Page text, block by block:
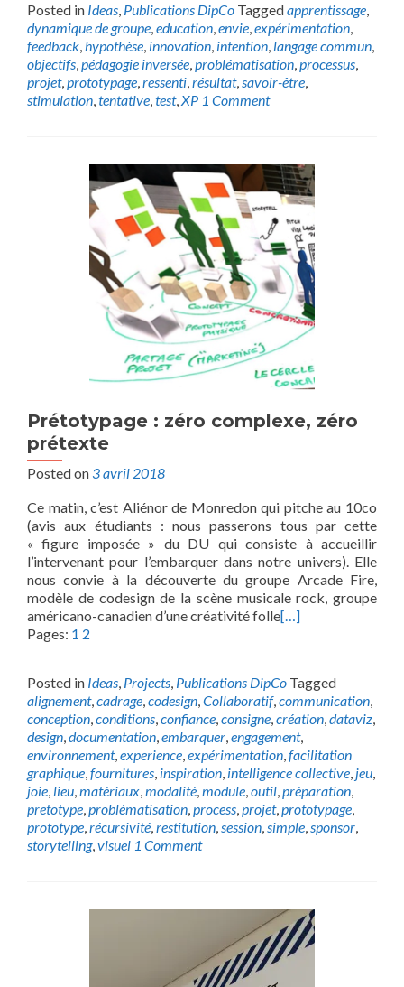
Posted in Ideas, Publications DipCo Taggedapprentissage,
dynamique de groupe,education,envie,expérimentation,
feedback,hypothèse, innovation, intention, langage commun,
objectifs,pédagogie inversée,problématisation,processus,
projet,prototypage,ressenti,résultat,savoir-être,
stimulation,tentative,test,XP 1 Comment
Prétotypage : zéro complexe, zéro
prétexte
Posted on 3 avril 2018
Ce matin, c’est Aliénor de Monredon qui pitche au 10co
(avis aux étudiants : nous passerons tous par cette
« figure imposée » du DU qui consiste à accueillir
l’intervenant pour l’embarquer dans notre univers). Elle
nous convie à la découverte du groupe Arcade Fire,
modèle de codesign de la scène musicale rock, groupe
américano-canadien d’une créativité folle[…]
Pages: 1 2
Posted in Ideas, Projects, Publications DipCo Tagged
alignement,cadrage,codesign,Collaboratif,communication,
conception,conditions,confiance,consigne,création,dataviz,
design,documentation,embarquer,engagement,
environnement,experience,expérimentation,facilitation
graphique,fournitures, inspiration, intelligence collective, jeu,
joie, lieu,matériaux,modalité,module,outil,préparation,
pretotype,problématisation,process,projet,prototypage,
prototype,récursivité,restitution,session,simple,sponsor,
storytelling,visuel 1 Comment